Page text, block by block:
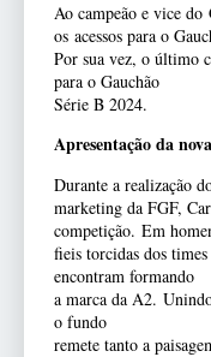
Ao campeão e vice do
os acessos para o
Por sua vez, o último
para o Gauchão
Série B 2024.
Apresentação da
Durante a realização
marketing da FGF,
competição. Em
fieis torcidas dos
encontram formando
a marca da A2.
o fundo
remete tanto a